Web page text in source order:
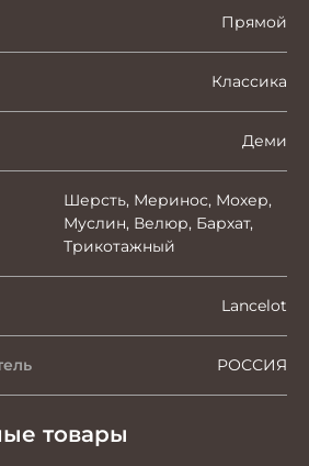
Прямой
Классика
Деми
Шерсть, Меринос, Мохер,
Муслин, Велюр, Бархат,
Трикотажный
Lancelot
РОССИЯ
товары